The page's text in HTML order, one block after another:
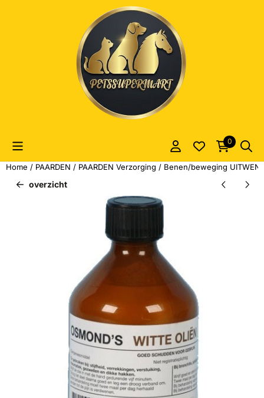
Cookievoorkeuren zijn momenteel gesloten.
0
Home / PAARDEN / PAARDEN Verzorging / Benen/beweging
overzicht